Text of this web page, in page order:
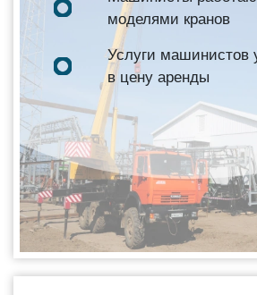
моделями кранов
Услуги машинистов
в цену аренды